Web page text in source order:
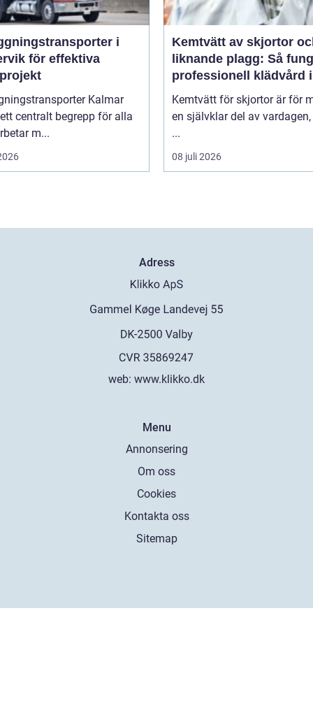
i
för effektiva
Kalmar
centralt begrepp för alla
m...
Kemtvätt av skjortor
liknande plagg: Så
professionell klädvård i
praktiken
Kemtvätt för skjortor är för
en självklar del av
...
08 juli 2026
Adress
web: www.klikko.dk
Menu
Annonsering
Om oss
Cookies
Kontakta oss
Sitemap